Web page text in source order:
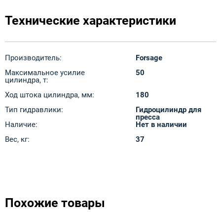
Технические характеристики
Производитель:
Forsage
Максимальное усилие
цилиндра, т:
50
Ход штока цилиндра, мм:
180
Тип гидравлики:
Гидроцилиндр для
пресса
Наличие:
Нет в наличии
Вес, кг:
37
Похожие товары